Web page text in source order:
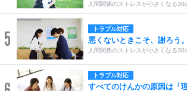
人間関係のストレスが小さくなる30
5 トラブル対応
悪くないときこそ、謝ろう。
人間関係のストレスが小さくなる30
トラブル対応
すべてのけんかの原因は「